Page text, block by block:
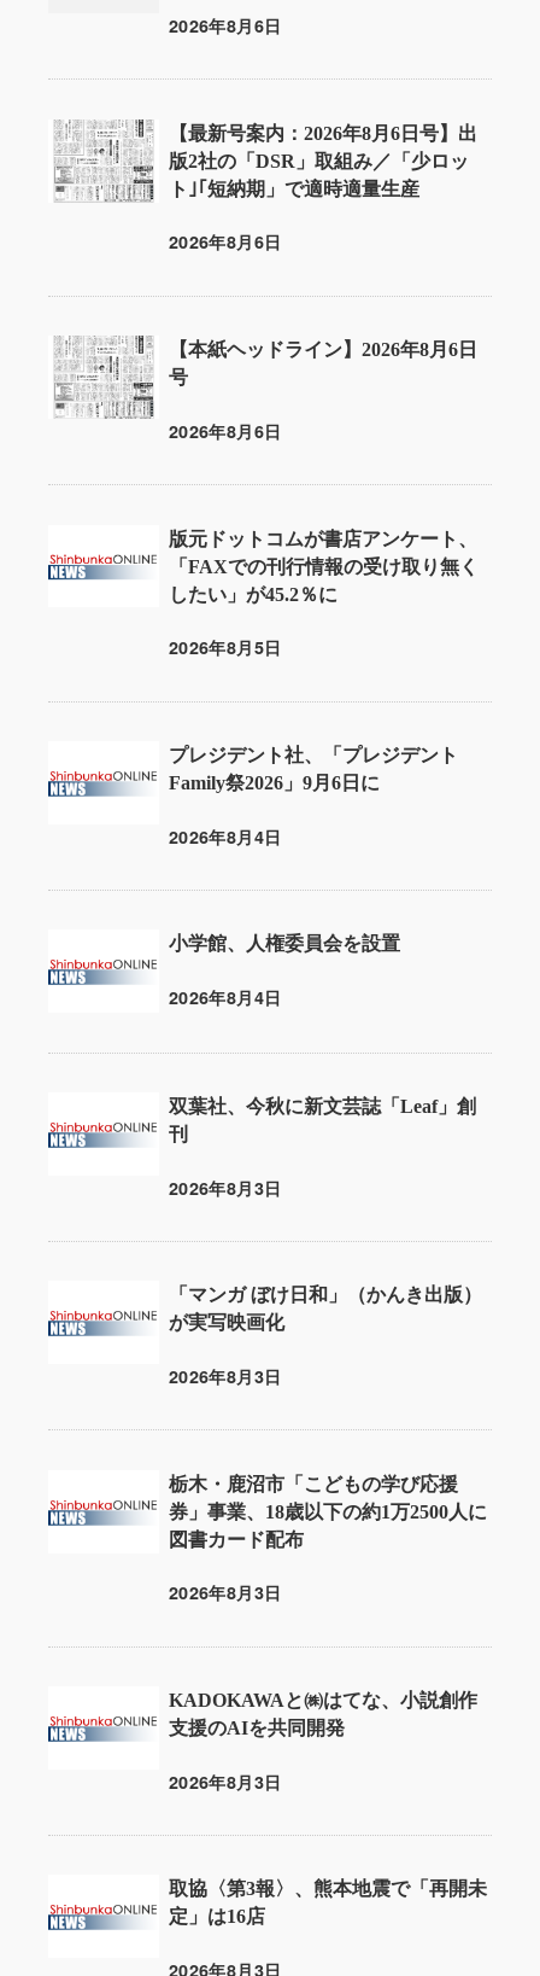
投稿日
2026年8月6日
【最新号案内：2026年8月6日号】出
版2社の「DSR」取組み／「少ロッ
ト｣｢短納期」で適時適量生産
投稿日
2026年8月6日
【本紙ヘッドライン】2026年8月6日
号
投稿日
2026年8月6日
版元ドットコムが書店アンケート、
「FAXでの刊行情報の受け取り無く
したい」が45.2％に
投稿日
2026年8月5日
プレジデント社、「プレジデント
Family祭2026」9月6日に
投稿日
2026年8月4日
小学館、人権委員会を設置
投稿日
2026年8月4日
双葉社、今秋に新文芸誌「Leaf」創
刊
投稿日
2026年8月3日
「マンガ ぼけ日和」（かんき出版）
が実写映画化
投稿日
2026年8月3日
栃木・鹿沼市「こどもの学び応援
券」事業、18歳以下の約1万2500人に
図書カード配布
投稿日
2026年8月3日
KADOKAWAと㈱はてな、小説創作
支援のAIを共同開発
投稿日
2026年8月3日
取協〈第3報〉、熊本地震で「再開未
定」は16店
2026年8月3日